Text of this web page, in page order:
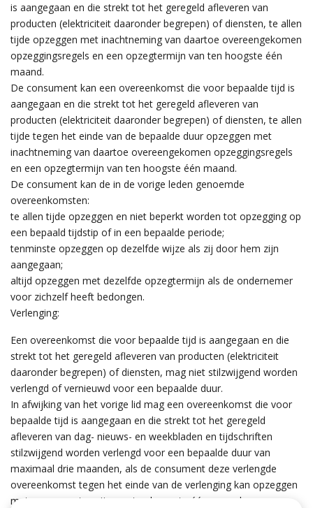
is aangegaan en die strekt tot het geregeld afleveren van
producten (elektriciteit daaronder begrepen) of diensten, te allen
tijde opzeggen met inachtneming van daartoe overeengekomen
opzeggingsregels en een opzegtermijn van ten hoogste één
maand.
De consument kan een overeenkomst die voor bepaalde tijd is
aangegaan en die strekt tot het geregeld afleveren van
producten (elektriciteit daaronder begrepen) of diensten, te allen
tijde tegen het einde van de bepaalde duur opzeggen met
inachtneming van daartoe overeengekomen opzeggingsregels
en een opzegtermijn van ten hoogste één maand.
De consument kan de in de vorige leden genoemde
overeenkomsten:
te allen tijde opzeggen en niet beperkt worden tot opzegging op
een bepaald tijdstip of in een bepaalde periode;
tenminste opzeggen op dezelfde wijze als zij door hem zijn
aangegaan;
altijd opzeggen met dezelfde opzegtermijn als de ondernemer
voor zichzelf heeft bedongen.
Verlenging:
Een overeenkomst die voor bepaalde tijd is aangegaan en die
strekt tot het geregeld afleveren van producten (elektriciteit
daaronder begrepen) of diensten, mag niet stilzwijgend worden
verlengd of vernieuwd voor een bepaalde duur.
In afwijking van het vorige lid mag een overeenkomst die voor
bepaalde tijd is aangegaan en die strekt tot het geregeld
afleveren van dag- nieuws- en weekbladen en tijdschriften
stilzwijgend worden verlengd voor een bepaalde duur van
maximaal drie maanden, als de consument deze verlengde
overeenkomst tegen het einde van de verlenging kan opzeggen
met een opzegtermijn van ten hoogste één maand.